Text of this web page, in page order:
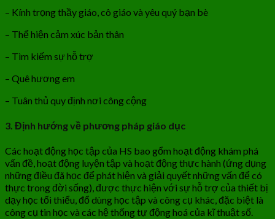
– Kính trọng thầy giáo, cô giáo và yêu quý bạn bè
– Thể hiện cảm xúc bản thân
– Tìm kiếm sự hỗ trợ
– Quê hương em
– Tuân thủ quy định nơi công cộng
3. Định hướng về phương pháp giáo dục
Các hoạt động học tập của HS bao gổm hoạt động khám phá
vấn đề, hoạt động luyện tập và hoạt động thực hành (ứng dụng
những điều đã học để phát hiện và giải quyết những vấn để có
thực trong đời sống), được thực hiện với sự hỗ trợ của thiết bị
dạy học tối thiểu, đổ dùng học tập và công cụ khác, đặc biệt là
công cụ tin học và các hệ thống tự động hoá của kĩ thuật số.